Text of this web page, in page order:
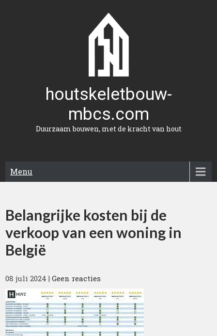
houtskeletbouw-
mbcs.com
Duurzaam bouwen, met de kracht van hout
Menu
Belangrijke kosten bij de
verkoop van een woning in
België
08 juli 2024 |Geen reacties